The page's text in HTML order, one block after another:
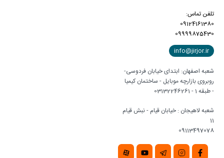
تلفن تماس:
09124161380
09999875430
info@jirjor.ir
شعبه اصفهان: ابتدای خیابان فردوسی-
روبروی بازارچه موبایل - ساختمان کیمیا
- طبقه 1 - 03132246261
شعبه لاهیجان : خیابان قیام - نبش قیام
11
09113497078